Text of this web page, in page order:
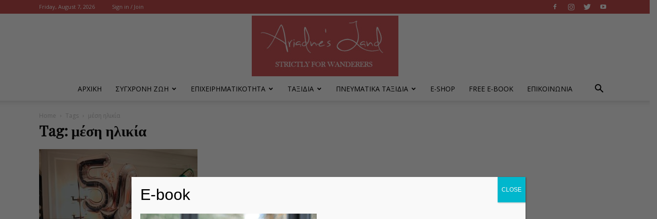
Friday, August 7, 2026 Sign in / Join
ΑΡΧΙΚΗ ΣΥΓΧΡΟΝΗ ΖΩΗ ΕΠΙΧΕΙΡΗΜΑΤΙΚΟΤΗΤΑ ΤΑΞΙΔΙΑ ΠΝΕΥΜΑΤΙΚΑ ΤΑΞΙΔΙΑ Ε-SHOP FREE E-BOOK ΕΠΙΚΟΙΝΩΝΙΑ
Home Tags μέση ηλικία
Tag: μέση ηλικία
E-book CLOSE